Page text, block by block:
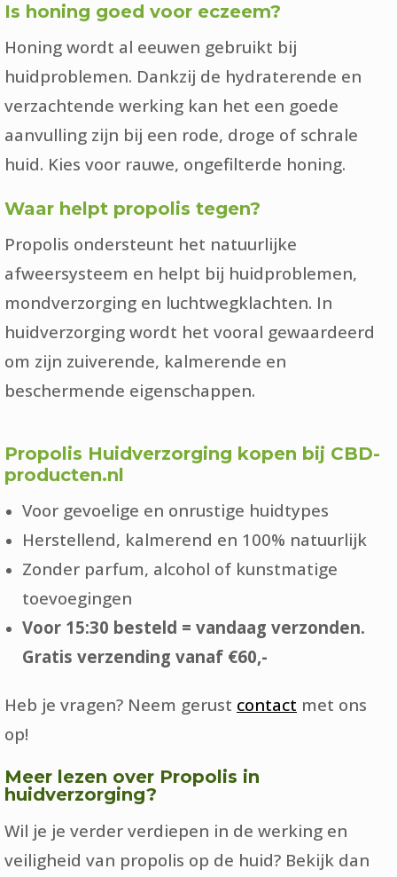
Is honing goed voor eczeem?
Honing wordt al eeuwen gebruikt bij
huidproblemen. Dankzij de hydraterende en
verzachtende werking kan het een goede
aanvulling zijn bij een rode, droge of schrale
huid. Kies voor rauwe, ongefilterde honing.
Waar helpt propolis tegen?
Propolis ondersteunt het natuurlijke
afweersysteem en helpt bij huidproblemen,
mondverzorging en luchtwegklachten. In
huidverzorging wordt het vooral gewaardeerd
om zijn zuiverende, kalmerende en
beschermende eigenschappen.
Propolis Huidverzorging kopen bij CBD-
producten.nl
Voor gevoelige en onrustige huidtypes
Herstellend, kalmerend en 100% natuurlijk
Zonder parfum, alcohol of kunstmatige
toevoegingen
Voor 15:30 besteld = vandaag verzonden.
Gratis verzending vanaf €60,-
Heb je vragen? Neem gerust contact met ons
op!
Meer lezen over Propolis in
huidverzorging?
Wil je je verder verdiepen in de werking en
veiligheid van propolis op de huid? Bekijk dan